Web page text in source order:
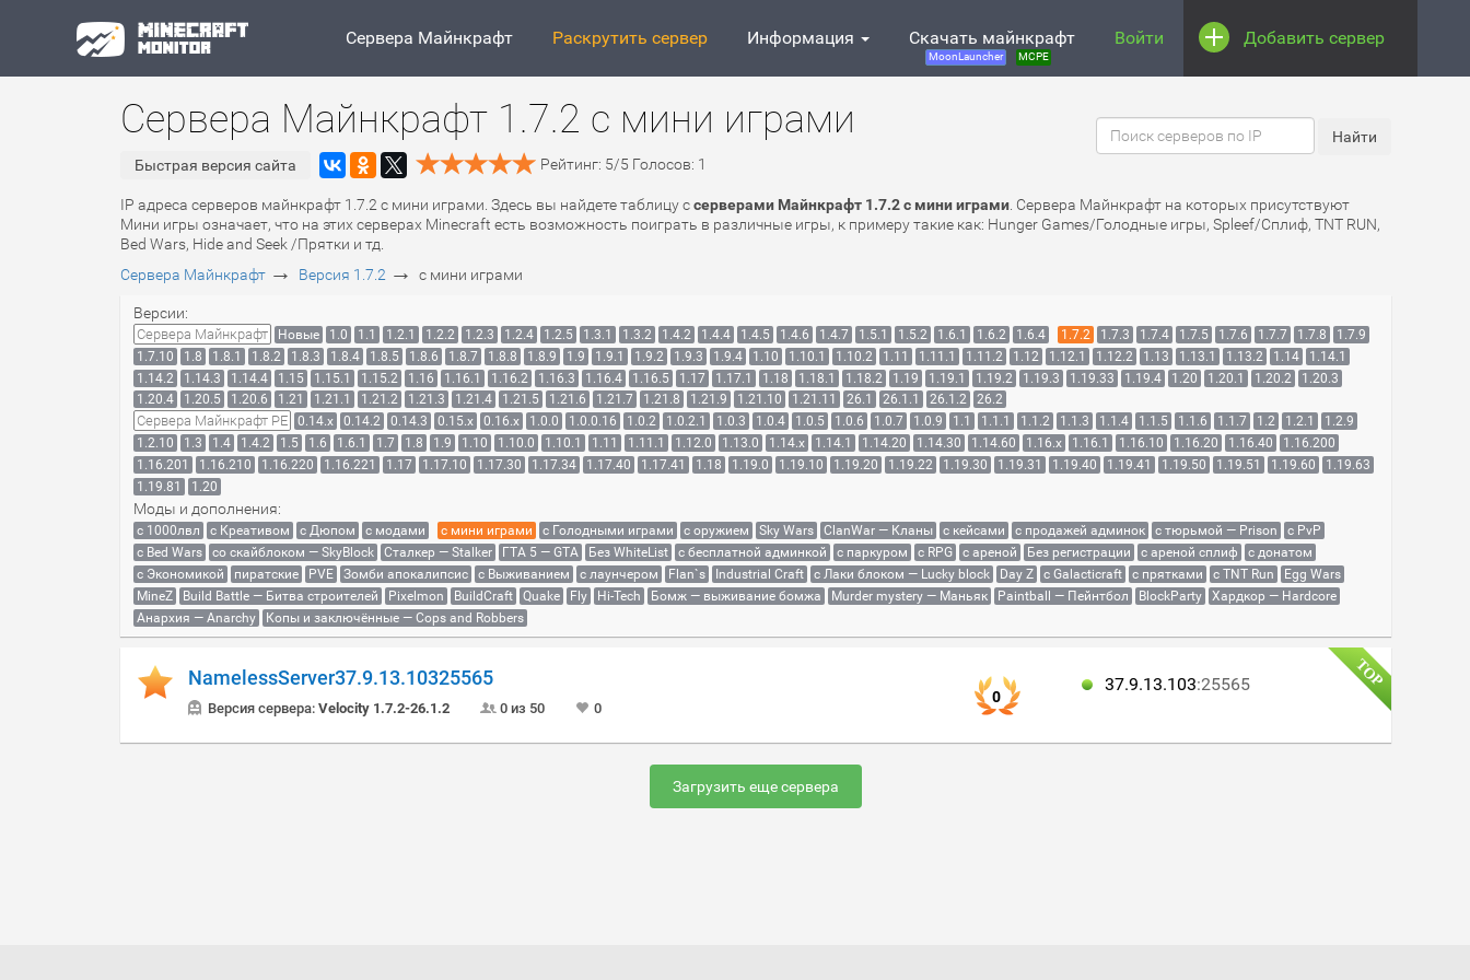
Сервера Майнкрафт Раскрутить сервер Информация Скачать майнкрафт
MoonLauncher MCPE
Войти Добавить сервер
Сервера Майнкрафт 1.7.2 с мини играми
Быстрая версия сайта Рейтинг: 5/5 Голосов: 1
IP адреса серверов майнкрафт 1.7.2 с мини играми. Здесь вы найдете таблицу ссерверами Майнкрафт 1.7.2 с мини играми . Сервера Майнкрафт на которых присутствуют
Мини игры означает, что на этих серверах Minecraft есть возможность поиграть в различные игры, к примеру такие как: Hunger Games/Голодные игры, Spleef/Сплиф, TNT RUN,
Bed Wars, Hide and Seek /Прятки и тд.
Сервера Майнкрафт → Версия 1.7.2 → с мини играми
Версии:
Сервера Майнкрафт Новые 1.0 1.1 1.2.1 1.2.2 1.2.3 1.2.4 1.2.5 1.3.1 1.3.2 1.4.2 1.4.4 1.4.5 1.4.6 1.4.7 1.5.1 1.5.2 1.6.1 1.6.2 1.6.4 1.7.2 1.7.3 1.7.4 1.7.5 1.7.6 1.7.7 1.7.8
1.7.9
1.7.10
1.8 1.8.1 1.8.2 1.8.3 1.8.4 1.8.5 1.8.6 1.8.7 1.8.8 1.8.9 1.9 1.9.1 1.9.2 1.9.3 1.9.4 1.10 1.10.1 1.10.2 1.11 1.11.1 1.11.2 1.12 1.12.1 1.12.2 1.13 1.13.1 1.13.2 1.14
1.14.1
1.14.2
1.14.3 1.14.4 1.15 1.15.1 1.15.2 1.16 1.16.1 1.16.2 1.16.3 1.16.4 1.16.5 1.17 1.17.1 1.18 1.18.1 1.18.2 1.19 1.19.1 1.19.2 1.19.3 1.19.33 1.19.4 1.20 1.20.1 1.20.2
1.20.3
1.20.4
1.20.5 1.20.6 1.21 1.21.1 1.21.2 1.21.3 1.21.4 1.21.5 1.21.6 1.21.7 1.21.8 1.21.9 1.21.10 1.21.11 26.1 26.1.1 26.1.2 26.2
Сервера Майнкрафт PE 0.14.x 0.14.2 0.14.3 0.15.x 0.16.x 1.0.0 1.0.0.16 1.0.2 1.0.2.1 1.0.3 1.0.4 1.0.5 1.0.6 1.0.7 1.0.9 1.1 1.1.1 1.1.2 1.1.3 1.1.4 1.1.5 1.1.6 1.1.7 1.2 1.2.1
1.2.9
1.2.10
1.3 1.4 1.4.2 1.5 1.6 1.6.1 1.7 1.8 1.9 1.10 1.10.0 1.10.1 1.11 1.11.1 1.12.0 1.13.0 1.14.x 1.14.1 1.14.20 1.14.30 1.14.60 1.16.x 1.16.1 1.16.10 1.16.20 1.16.40
1.16.200
1.16.201
1.16.210 1.16.220 1.16.221 1.17 1.17.10 1.17.30 1.17.34 1.17.40 1.17.41 1.18 1.19.0 1.19.10 1.19.20 1.19.22 1.19.30 1.19.31 1.19.40 1.19.41 1.19.50 1.19.51 1.19.60
1.19.63
1.19.81
1.20
Моды и дополнения:
с 1000лвл c Креативом с Дюпом с модами с мини играми с Голодными играми с оружием Sky Wars ClanWar — Кланы с кейсами с продажей админок с тюрьмой — Prison
с PvP
с Bed Wars
со скайблоком — SkyBlock Сталкер — Stalker ГТА 5 — GTA Без WhiteList с бесплатной админкой с паркуром с RPG с ареной Без регистрации с ареной сплиф
с донатом
с Экономикой
пиратские PVE Зомби апокалипсис с Выживанием с лаунчером Flan`s Industrial Craft с Лаки блоком — Lucky block Day Z с Galacticraft с прятками с TNT Run
Egg Wars
MineZ
Build Battle — Битва строителей Pixelmon BuildCraft Quake Fly Hi-Tech Бомж — выживание бомжа Murder mystery — Маньяк Paintball — Пейнтбол BlockParty
Хардкор — Hardcore
Анархия — Anarchy
Копы и заключённые — Cops and Robbers
NamelessServer37.9.13.10325565
Версия сервера: Velocity 1.7.2-26.1.2 0 из 50 0
0
37.9.13.103:25565
Загрузить еще сервера